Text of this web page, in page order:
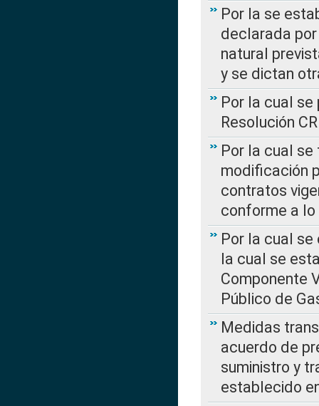
Por la se
declarada
natural
y se dictan
Por la cual
Resolución
Por la cual
modificación
contratos
conforme a lo
Por la cual se
la cual se
Componente
Público de
Medidas
acuerdo de
suministro y
establecido